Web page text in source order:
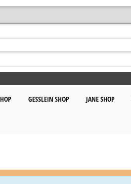
GESSLEIN SHOP JANE SHOP